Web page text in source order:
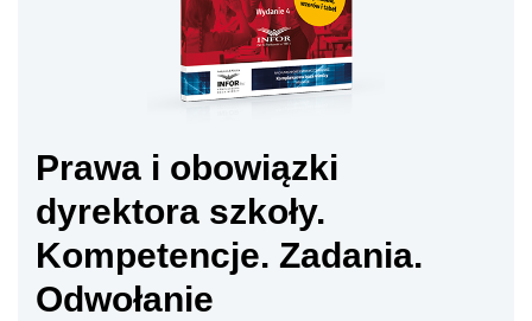
Prawa i obowiązki
dyrektora szkoły.
Kompetencje. Zadania.
Odwołanie